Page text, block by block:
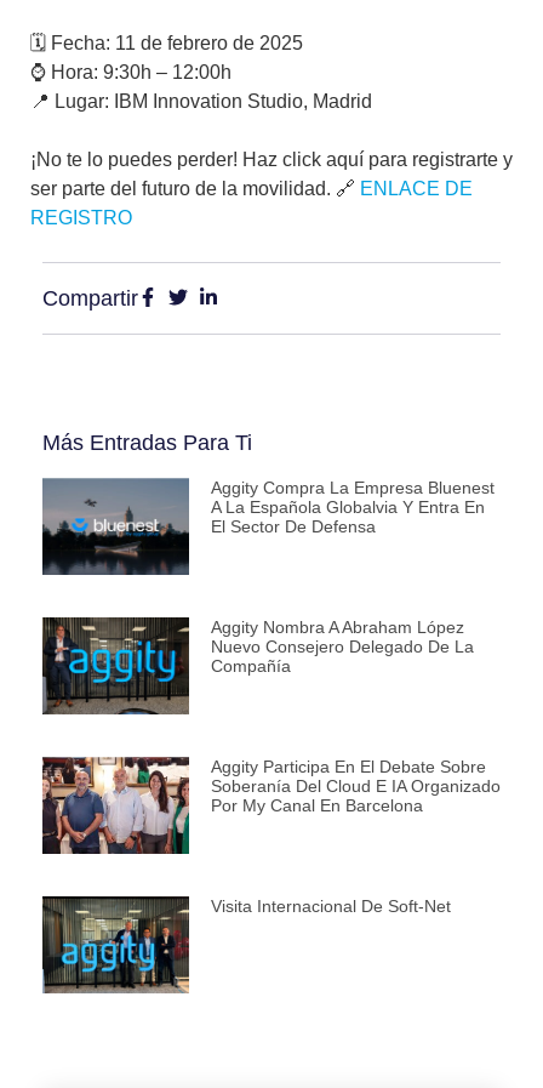
🗓 Fecha: 11 de febrero de 2025
⌚ Hora: 9:30h – 12:00h
📍 Lugar: IBM Innovation Studio, Madrid
¡No te lo puedes perder! Haz click aquí para registrarte y
ser parte del futuro de la movilidad. 🔗 ENLACE DE
REGISTRO
Compartir
Más Entradas Para Ti
Aggity Compra La Empresa Bluenest
A La Española Globalvia Y Entra En
El Sector De Defensa
Aggity Nombra A Abraham López
Nuevo Consejero Delegado De La
Compañía
Aggity Participa En El Debate Sobre
Soberanía Del Cloud E IA Organizado
Por My Canal En Barcelona
Visita Internacional De Soft-Net